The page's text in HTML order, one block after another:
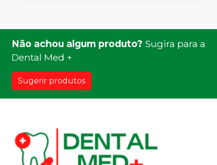
Não achou algum produto? Sugira para a
Dental Med +
Sugerir produtos